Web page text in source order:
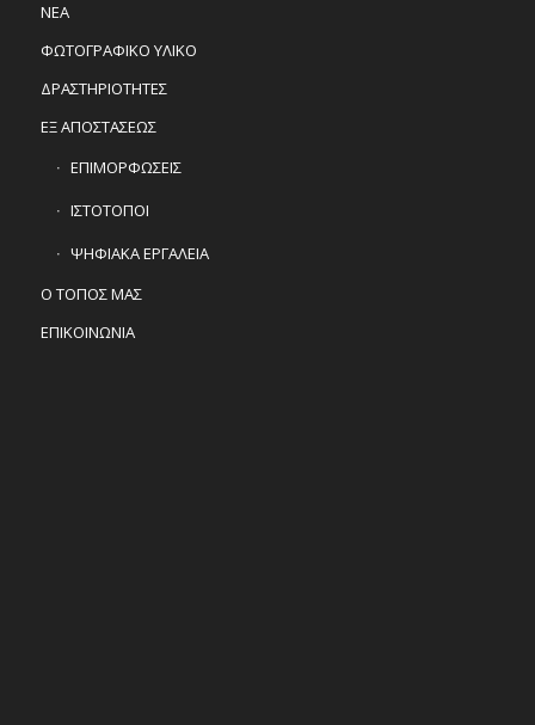
ΝΕΑ
ΦΩΤΟΓΡΑΦΙΚΟ ΥΛΙΚΟ
ΔΡΑΣΤΗΡΙΟΤΗΤΕΣ
ΕΞ ΑΠΟΣΤΑΣΕΩΣ
ΕΠΙΜΟΡΦΩΣΕΙΣ
ΙΣΤΟΤΟΠΟΙ
ΨΗΦΙΑΚΑ ΕΡΓΑΛΕΙΑ
Ο ΤΟΠΟΣ ΜΑΣ
ΕΠΙΚΟΙΝΩΝΙΑ